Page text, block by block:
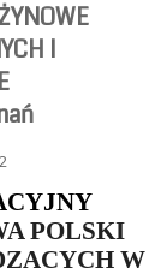
I
POLSKI
W